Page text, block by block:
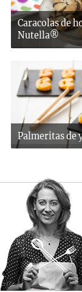
Caracolas de
Nutella®
Palmeritas de